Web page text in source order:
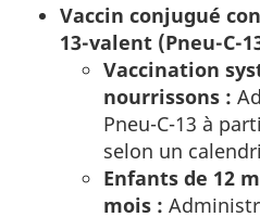
Vaccin conjugué
13-valent (Pneu-C-
Vaccination
nourrissons :
Pneu-C-13 à
selon un
Enfants de 12
mois :